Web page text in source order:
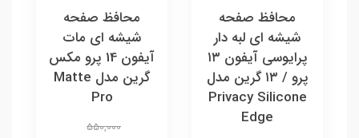
محافظ صفحه
شیشه ای لبه دار
پرایوسی آیفون ۱۳
پرو / ۱۳ گرین مدل
Privacy Silicone
Edge
محافظ صفحه
شیشه ای مات
آیفون 14 پرو مکس
گرین مدل Matte
Pro
550,000